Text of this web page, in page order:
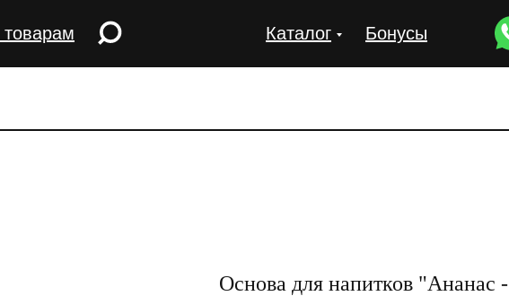
Бонусы
Каталог
Основа для напитков "Ананас -